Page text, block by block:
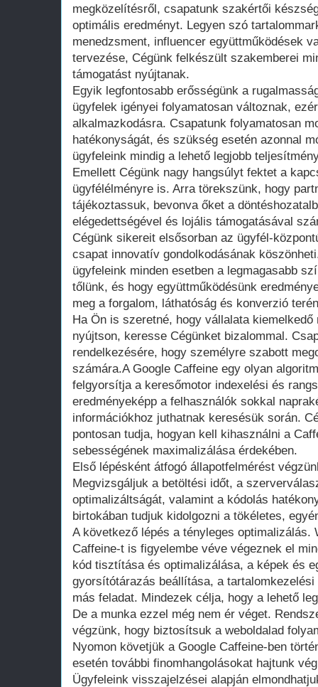
megközelítésről, csapatunk szakértői
optimális eredményt. Legyen szó
menedzsment, influencer együttműködések
tervezése, Cégünk felkészült szakemberei
támogatást nyújtanak.
Egyik legfontosabb erősségünk a
ügyfelek igényei folyamatosan változnak,
alkalmazkodásra. Csapatunk folyamatosan
hatékonyságát, és szükség esetén azonnal
ügyfeleink mindig a lehető legjobb
Emellett Cégünk nagy hangsúlyt fektet a
ügyfélélményre is. Arra törekszünk, hogy
tájékoztassuk, bevonva őket a
elégedettségével és lojális támogatásával
Cégünk sikereit elsősorban az ügyfél-
csapat innovatív gondolkodásának
ügyfeleink minden esetben a legmagasabb
tőlünk, és hogy együttműködésünk
meg a forgalom, láthatóság és konverzió
Ha Ön is szeretné, hogy vállalata
nyújtson, keresse Cégünket bizalommal.
rendelkezésére, hogy személyre szabott
számára.A Google Caffeine egy olyan
felgyorsítja a keresőmotor indexelési és
eredményeképp a felhasználók sokkal
információkhoz juthatnak keresésük során.
pontosan tudja, hogyan kell kihasználni a
sebességének maximalizálása érdekében.
Első lépésként átfogó állapotfelmérést
Megvizsgáljuk a betöltési időt, a
optimalizáltságát, valamint a kódolás
birtokában tudjuk kidolgozni a tökéletes,
A következő lépés a tényleges optimalizálás.
Caffeine-t is figyelembe véve végeznek el
kód tisztítása és optimalizálása, a képek és
gyorsítótárazás beállítása, a
más feladat. Mindezek célja, hogy a lehető
De a munka ezzel még nem ér véget.
végzünk, hogy biztosítsuk a weboldalad
Nyomon követjük a Google Caffeine-ben
esetén további finomhangolásokat hajtunk
Ügyfeleink visszajelzései alapján